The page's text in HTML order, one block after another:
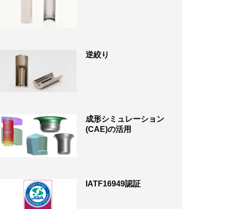
逆絞り
成形シミュレーション
(CAE)の活用
IATF16949認証